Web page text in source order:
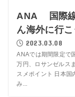
ANA 国際
ん海外に行
2023.03.08
ANAでは期間限定で
万円、ロサンゼルス
スメポイント 日本国
み...